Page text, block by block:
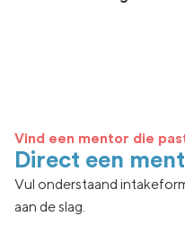
Vind een mentor die
Direct een
Vul onderstaand
aan de slag.